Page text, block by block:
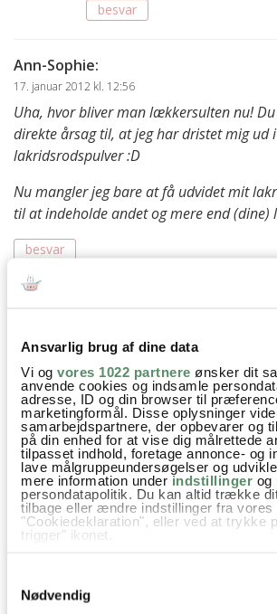
Ansvarlig brug af dine data
Vi og vores 1022 partnere ønsker dit
anvende cookies og indsamle
adresse, ID og din browser til
marketingformål. Disse oplysninger
samarbejdspartnere, der opbevarer og
på din enhed for at vise dig målrettede
tilpasset indhold, foretage annonce- og
lave målgruppeundersøgelser og
mere information underindstillinger og
persondatapolitik. Du kan altid trække
tilbage eller ændre indstillinger fra vores
"Cookiedeklaration", eller ved at trykke
trigger" ikonet.
Indsamle præcise oplysninger
der kan være nøjagtig inden for få
Identificere din enhed baseret
Nødvendig
besvar
Ann-Sophie:
17. januar 2012 kl. 12:56
Uha, hvor bliver man lækkersulten nu!
direkte årsag til, at jeg har dristet mig ud
lakridsrodspulver :D
Nu mangler jeg bare at få udvidet mit
til at indeholde andet og mere end (dine)
besvar
ting at bruge lakridsen til :)
Man bliver ret glad for det
besvar
VIS ALLE 10 KOMMENTARER